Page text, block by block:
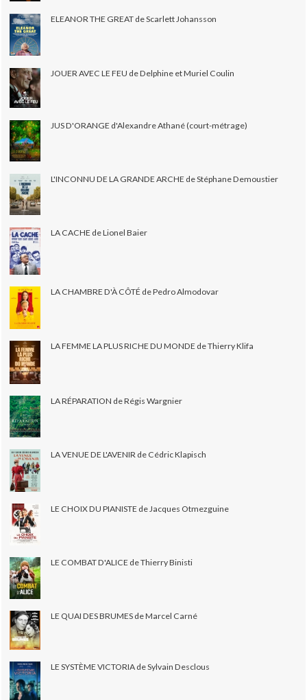
ELEANOR THE GREAT de Scarlett Johansson
JOUER AVEC LE FEU de Delphine et Muriel Coulin
JUS D'ORANGE d'Alexandre Athané (court-métrage)
L'INCONNU DE LA GRANDE ARCHE de Stéphane Demoustier
LA CACHE de Lionel Baier
LA CHAMBRE D'À CÔTÉ de Pedro Almodovar
LA FEMME LA PLUS RICHE DU MONDE de Thierry Klifa
LA RÉPARATION de Régis Wargnier
LA VENUE DE L'AVENIR de Cédric Klapisch
LE CHOIX DU PIANISTE de Jacques Otmezguine
LE COMBAT D'ALICE de Thierry Binisti
LE QUAI DES BRUMES de Marcel Carné
LE SYSTÈME VICTORIA de Sylvain Desclous